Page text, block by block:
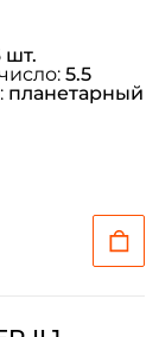
шт.
5.5
планетарный